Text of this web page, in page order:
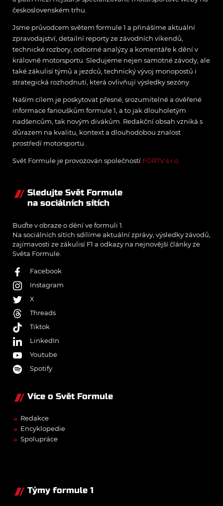
československém trhu.
Jsme průvodcem světem formule 1 a přinášíme aktuální
zpravodajství, detailní reporty ze závodních víkendů,
technické rozbory, odborné analýzy a komentáře k dění v
královně motorsportu. Sledujeme nejen samotné závody, ale
také zákulisí týmů a jezdců, technický vývoj monopostů i
strategická rozhodnutí, která ovlivňují výsledky sezóny.
Naším cílem je poskytovat přesné, srozumitelné a ověřené
informace fanouškům formule 1, a to jak dlouholetým
nadšencům, tak novým divákům. Redakční obsah vzniká s
důrazem na kvalitu, kontext a dlouhodobou znalost
prostředí motorsportu.
Svět Formule je provozován společností FORTV s.r.o.
Sledujte Svět Formule
na sociálních sítích
Buďte v obraze o dění ve formuli 1.
Na sociálních sítích sdílíme aktuální zprávy, výsledky závodů,
zajímavosti ze zákulisí F1 a odkazy na nejnovější články ze
Světa Formule.
Facebook
Instagram
X
Threads
Tiktok
LinkedIn
Youtube
Spotify
Více o Svět Formule
→ Redakce
→ Encyklopedie
→ Spolupráce
Týmy formule 1